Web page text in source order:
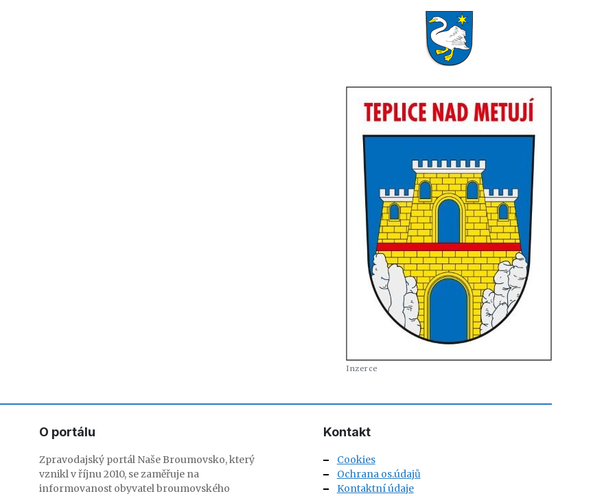
O portálu
Zpravodajský portál Naše Broumovsko, který
vznikl v říjnu 2010, se zaměřuje na
informovanost obyvatel broumovského
Kontakt
Cookies
Ochrana os.údajů
Kontaktní údaje